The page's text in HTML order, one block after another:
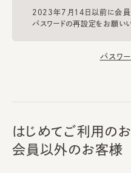
2023年7月14日以前に会員
パスワードの再設定をお願いい
パスワ
はじめてご利用のお
会員以外のお客様